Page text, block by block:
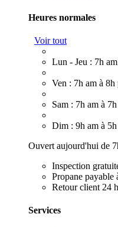
Heures normales
Voir tout
Lun - Jeu : 7h
Ven : 7h am à 8h
Sam : 7h am à
Dim : 9h am à
Ouvert aujourd'hui de
Inspection
Propane payable
Retour client 24
Services